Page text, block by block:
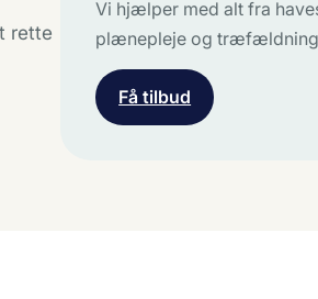
rette
Vi hjælper med alt fra
plænepleje og
Få tilbud